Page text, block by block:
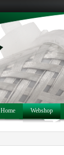
Home Webshop